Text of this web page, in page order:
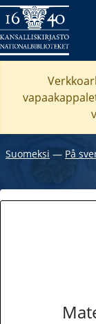
Suomeksi ― På